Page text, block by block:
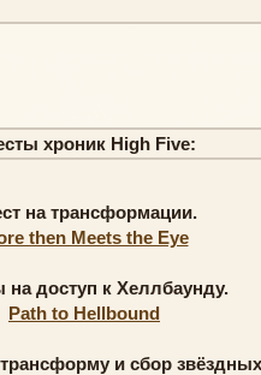
хроник High Five:
на трансформации.
then Meets the Eye
на доступ к Хеллбаунду.
Path to Hellbound
и сбор